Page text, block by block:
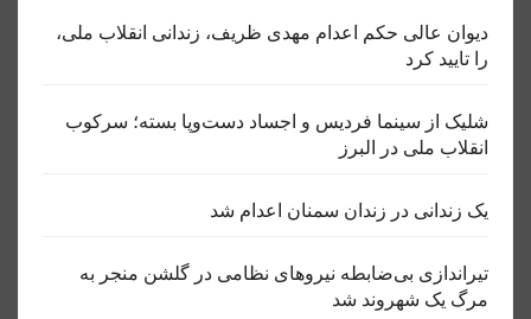
دیوان عالی حکم اعدام مهدی ظریف، زندانی انقلاب ملی،
را تایید کرد
شلیک از سینما فردیس و اجساد دست‌وپا بسته؛ سرکوب
انقلاب ملی در البرز
یک زندانی در زندان سمنان اعدام شد
تیراندازی بی‌ضابطه نیروهای نظامی در گلشن منجر به
مرگ یک شهروند شد